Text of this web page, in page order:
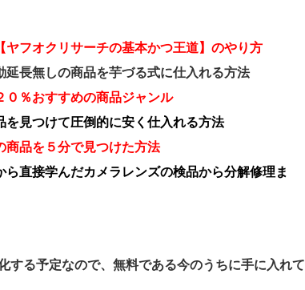
ヤフオクリサーチの基本かつ王道】のやり方
延長無しの商品を芋づる式に仕入れる方法
０％おすすめの商品ジャンル
を見つけて圧倒的に安く仕入れる方法
商品を５分で見つけた方法
ら直接学んだカメラレンズの検品から分解修理ま
する予定なので、無料である今のうちに手に入れて